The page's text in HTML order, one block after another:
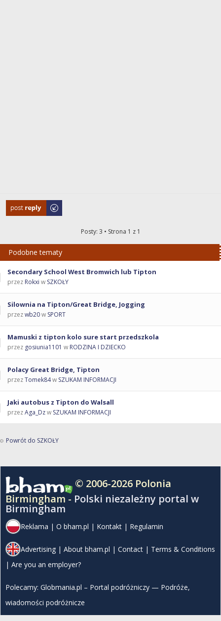
Odpowiedz
Posty: 3 • Strona 1 z 1
Podobne tematy
Secondary School West Bromwich lub Tipton
przez Rokxi w SZKOŁY
Silownia na Tipton/Great Bridge, Jogging
przezwb20w SPORT
Mamuski z tipton kolo sure start przedszkola
przez gosiunia1101 w RODZINA I DZIECKO
Polacy Great Bridge, Tipton
przezTomek84w SZUKAM INFORMACJI
Jaki autobus z Tipton do Walsall
przezAga_Dzw SZUKAM INFORMACJI
Powrót do SZKOŁY
© 2006-2026 Polonia
Birmingham - Polski niezależny portal w
Birmingham
Reklama | O bham.pl | Kontakt | Regulamin
Advertising | About bham.pl | Contact | Terms & Conditions
| Are you an employer?
Polecamy: Globmania.pl – Portal podróżniczy — Podróże,
wiadomości podróżnicze